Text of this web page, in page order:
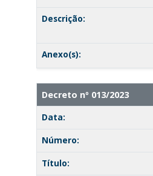
Descrição:
Anexo(s):
Decreto nº 013/2023
Data:
Número:
Título: